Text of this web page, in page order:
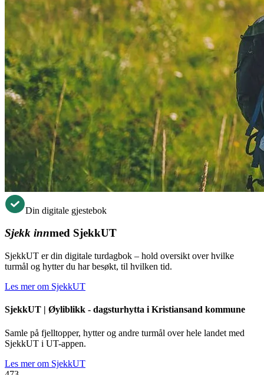
Din digitale gjestebok
Sjekk innmed SjekkUT
SjekkUT er din digitale turdagbok – hold oversikt over hvilke
turmål og hytter du har besøkt, til hvilken tid.
Les mer om SjekkUT
SjekkUT | Øyliblikk - dagsturhytta i Kristiansand kommune
Samle på fjelltopper, hytter og andre turmål over hele landet med
SjekkUT i UT-appen.
Les mer om SjekkUT